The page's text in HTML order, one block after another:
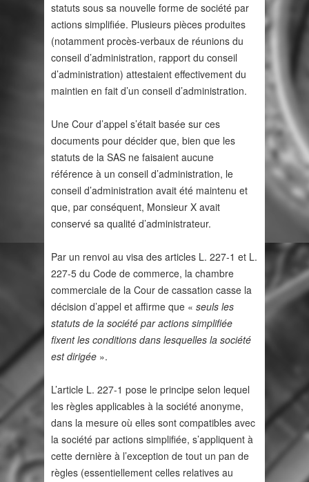
statuts sous sa nouvelle forme de société par
actions simplifiée. Plusieurs pièces produites
(notamment procès-verbaux de réunions du
conseil d’administration, rapport du conseil
d’administration) attestaient effectivement du
maintien en fait d’un conseil d’administration.
Une Cour d’appel s’était basée sur ces
documents pour décider que, bien que les
statuts de la SAS ne faisaient aucune
référence à un conseil d’administration, le
conseil d’administration avait été maintenu et
que, par conséquent, Monsieur X avait
conservé sa qualité d’administrateur.
Par un renvoi au visa des articles L. 227-1 et L.
227-5 du Code de commerce, la chambre
commerciale de la Cour de cassation casse la
décision d’appel et affirme que « seuls les
statuts de la société par actions simplifiée
fixent les conditions dans lesquelles la société
est dirigée ».
L’article L. 227-1 pose le principe selon lequel
les règles applicables à la société anonyme,
dans la mesure où elles sont compatibles avec
la société par actions simplifiée, s’appliquent à
cette dernière à l’exception de tout un pan de
règles (essentiellement celles relatives au